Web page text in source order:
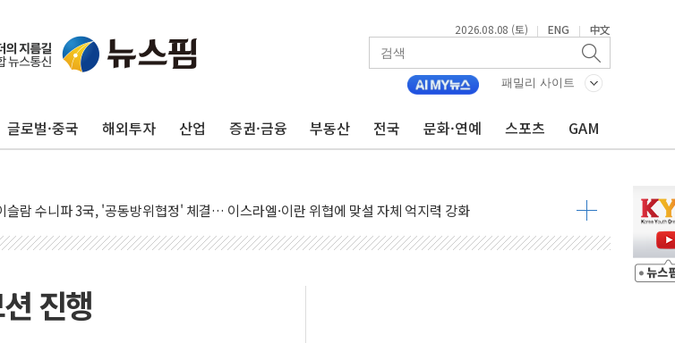
2026.08.08 (토) | ENG | 中文
패밀리 사이트
글로벌·중국 해외투자 산업 증권·금융 부동산 전국 문화·연예 스포츠 GAM
, 美 고용 예상 밖 부진에 연준 금리 인상 가능성 낮아지며 상승… STOXX 600 지수는 나흘 연속 최고치
슬람 수니파 3국, '공동방위협정' 체결… 이스라엘·이란 위협에 맞설 자체 억지력 강화
원, 백악관 무도회장 공사 중단 명령…트럼프 제동
심 원유 수출항 '하르그섬', 최근 1주일 이상 '올스톱'… 美 해상봉쇄 영향
크에 엔화 장중 급등…시장은 "또 개입했나" 촉각
스] 뉴욕 반도체주 프리뷰...美 고용 쇼크에 반도체주 '활짝'
진행